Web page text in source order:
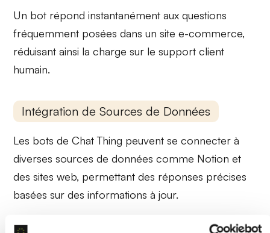
Un bot répond instantanément aux questions
fréquemment posées dans un site e-commerce,
réduisant ainsi la charge sur le support client
humain.
Intégration de Sources de Données
Les bots deChat Thing peuvent se connecter à
diverses sources de données comme Notion et
des sites web, permettant des réponses précises
basées sur des informations à jour.
Exemple d’utilisation